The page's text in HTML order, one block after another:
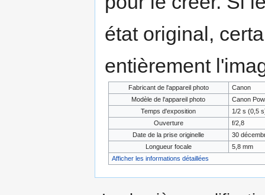
état original,
entièrement
Fabricant de l'appareil photo
Canon
Modèle de l'appareil photo
Canon
Temps d'exposition
1/2 s (0,5
Ouverture
f/2,8
Date de la prise originelle
30
Longueur focale
5,8 mm
Afficher les informations détaillées